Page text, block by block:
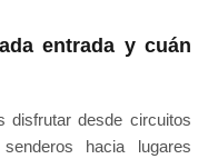
entrada y cuán
disfrutar desde circuitos
hacia lugares